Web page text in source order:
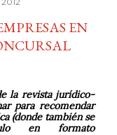
EN
la revista jurídico-
para recomendar
(donde también se
en formato